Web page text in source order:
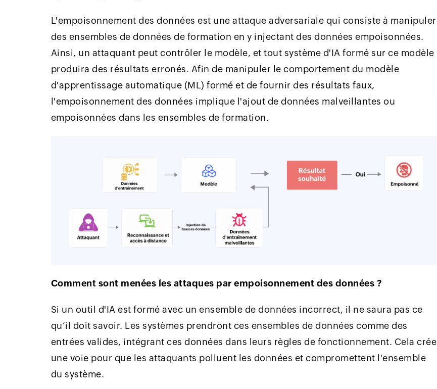
L'empoisonnement des données est une attaque adversariale qui consiste à manipuler
des ensembles de données de formation en y injectant des données empoisonnées.
Ainsi, un attaquant peut contrôler le modèle, et tout système d'IA formé sur ce modèle
produira des résultats erronés. Afin de manipuler le comportement du modèle
d'apprentissage automatique (ML) formé et de fournir des résultats faux,
l'empoisonnement des données implique l'ajout de données malveillantes ou
empoisonnées dans les ensembles de formation.
Comment sont menées les attaques par empoisonnement des données ?
Si un outil d'IA est formé avec un ensemble de données incorrect, il ne saura pas ce
qu’il doit savoir. Les systèmes prendront ces ensembles de données comme des
entrées valides, intégrant ces données dans leurs règles de fonctionnement. Cela crée
une voie pour que les attaquants polluent les données et compromettent l'ensemble
du système.